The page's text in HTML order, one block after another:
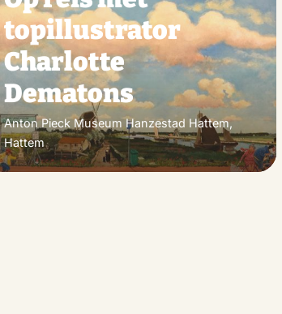
topillustrator
Charlotte
Dematons
Anton Pieck Museum Hanzestad Hattem,
Hattem